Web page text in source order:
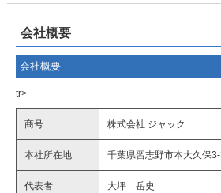
会社概要
会社概要
tr>
商号 株式会社 ジャック
本社所在地 千葉県習志野市本大久保
代表者 大坪 岳史